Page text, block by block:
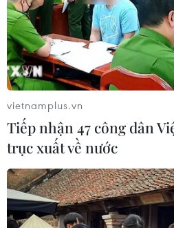
vietnamplus.vn
Tiếp nhận 47 công dân
trục xuất về nước